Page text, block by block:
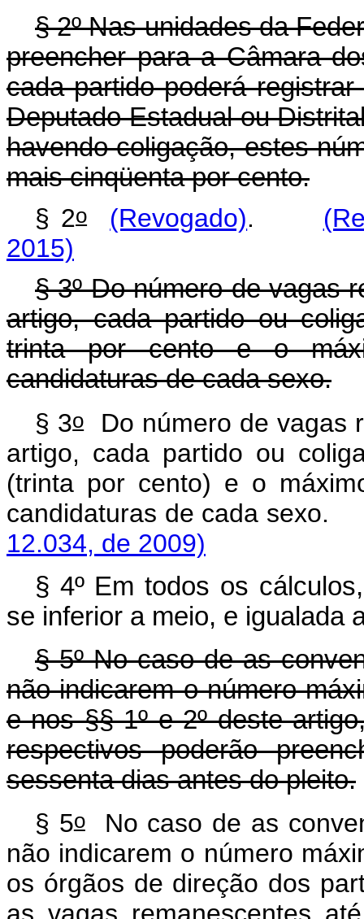
§ 2º Nas unidades da
preencher para a Câmara
cada partido poderá
Deputado Estadual ou
havendo coligação, estes
mais cinqüenta por cento.
§ 2o (Revogado).
2015)
§ 3º Do número de vagas
artigo, cada partido ou
trinta por cento e o
candidaturas de cada sexo.
§ 3oDo número de vagas
artigo, cada partido ou
(trinta por cento) e o
candidaturas de cada sexo.
12.034, de 2009)
§ 4º Em todos os
se inferior a meio, e igualada
§ 5º No caso de as
não indicarem o número
e nos §§ 1º e 2º deste
respectivos poderão
sessenta dias antes do pleito.
§ 5oNo caso de as
não indicarem o número
os órgãos de direção dos